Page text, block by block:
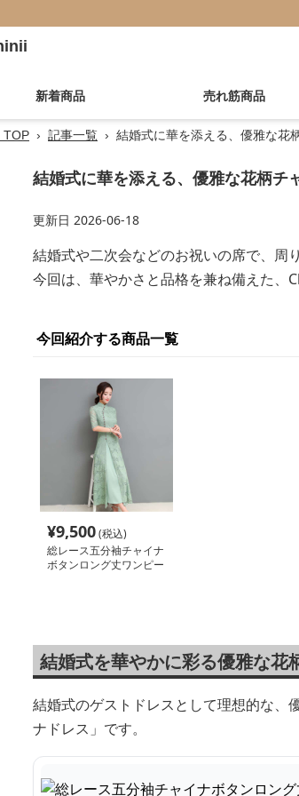
新着商品 売れ筋商品
TOP › 記事一覧 › 結婚式に華を添える、優雅な花
結婚式に華を添える、優雅な花柄チ
更新日 2026-06-18
結婚式や二次会などのお祝いの席で、周
今回は、華やかさと品格を兼ね備えた、
今回紹介する商品一覧
¥9,500(税込)
総レース五分袖チャイナ
ボタンロング丈ワンピー
結婚式を華やかに彩る優雅な花
結婚式のゲストドレスとして理想的な、
ナドレス」です。